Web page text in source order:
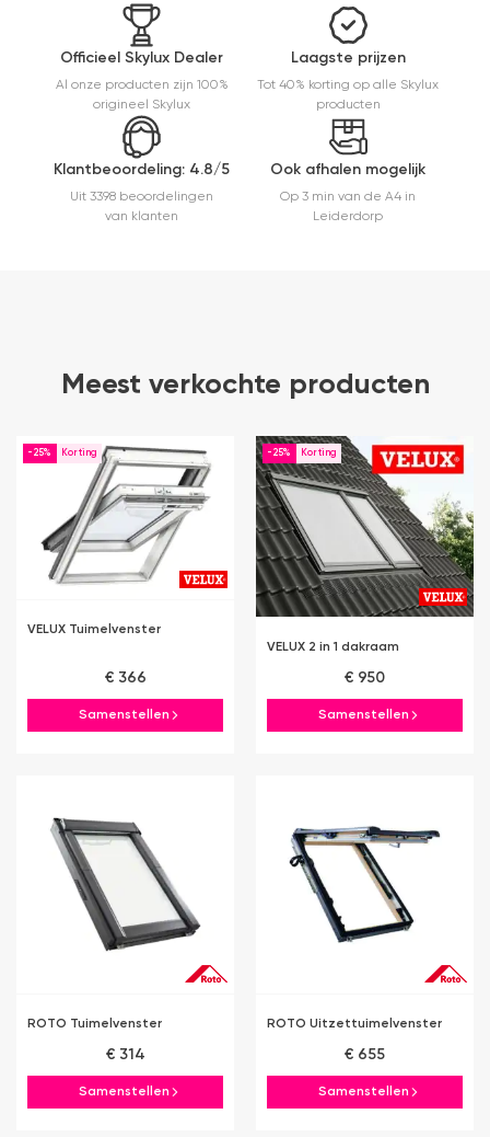
mooie
afwerking
en
eenvoudig
te
monteren.
Een prima
ervaring.
Officieel Skylux Dealer
Al onze producten zijn 100%
origineel Skylux
Laagste prijzen
Tot 40% korting op alle Skylux
producten
Klantbeoordeling: 4.8/5
Uit 3398 beoordelingen
van klanten
Ook afhalen mogelijk
Op 3 min van de A4 in
Leiderdorp
Meest verkochte producten
-25%
VELUX Tuimelvenster
€ 366
Samenstellen
-25%
VELUX 2 in 1 dakraam
€ 950
Samenstellen
ROTO Tuimelvenster
€ 314
Samenstellen
ROTO Uitzettuimelvenster
€ 655
Samenstellen